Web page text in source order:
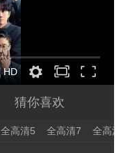
HD
猜你喜欢
全高清5 全高清7 全高